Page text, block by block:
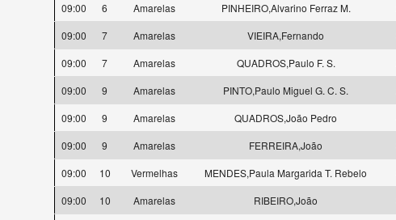
09:00
6 Amarelas PINHEIRO,Alvarino Ferraz M.
09:00
7 Amarelas VIEIRA,Fernando
09:00
7 Amarelas QUADROS,Paulo F. S.
09:00
9 Amarelas PINTO,Paulo Miguel G. C. S.
09:00
9 Amarelas QUADROS,João Pedro
09:00
9 Amarelas FERREIRA,João
09:00
10 Vermelhas MENDES,Paula Margarida T. Rebelo
09:00
10 Amarelas RIBEIRO,João